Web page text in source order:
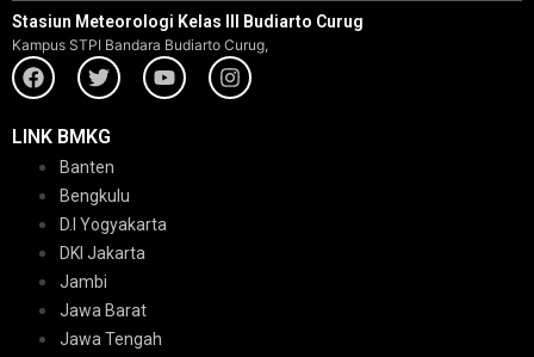
Stasiun Meteorologi Kelas III Budiarto Curug
Kampus STPI Bandara Budiarto Curug,
LINK BMKG
Banten
Bengkulu
D.I Yogyakarta
DKI Jakarta
Jambi
Jawa Barat
Jawa Tengah